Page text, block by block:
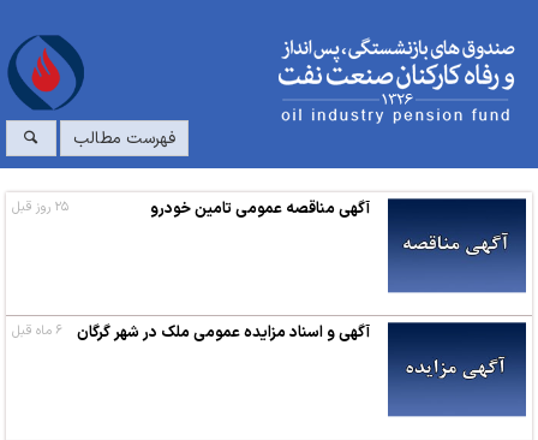
فهرست مطالب
آگهی مناقصه عمومی تامین خودرو ۲۵ روز قبل
آگهی و اسناد مزایده عمومی ملک در شهر گرگان ۶ ماه قبل